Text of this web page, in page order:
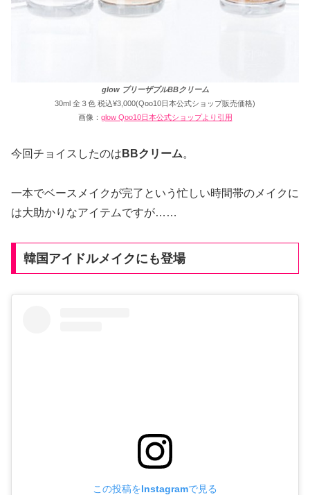
glow ブリーザブルBBクリーム
30ml 全３色 税込¥3,000(Qoo10日本公式ショップ販売価格)
画像： glow Qoo10日本公式ショップより引用
今回チョイスしたのは BBクリーム。
一本でベースメイクが完了という忙しい時間帯のメイクに
は大助かりなアイテムですが……
韓国アイドルメイクにも登場
この投稿をInstagramで見る